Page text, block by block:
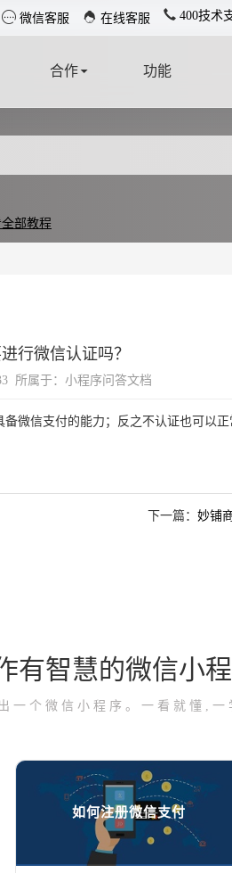
 微信客服  在线客服 400技术
合作 功能
部教程
行微信认证吗？
所属于：小程序问答文档
微信支付的能力；反之不认证也可以正
下一篇： 妙铺
有智慧的微信小
一个微信小程序。一看就懂,一
如何注册微信支付